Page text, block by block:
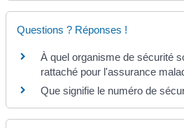
Questions ? Réponses !
À quel organisme de sécurité
rattaché pour l'assurance
Que signifie le numéro de